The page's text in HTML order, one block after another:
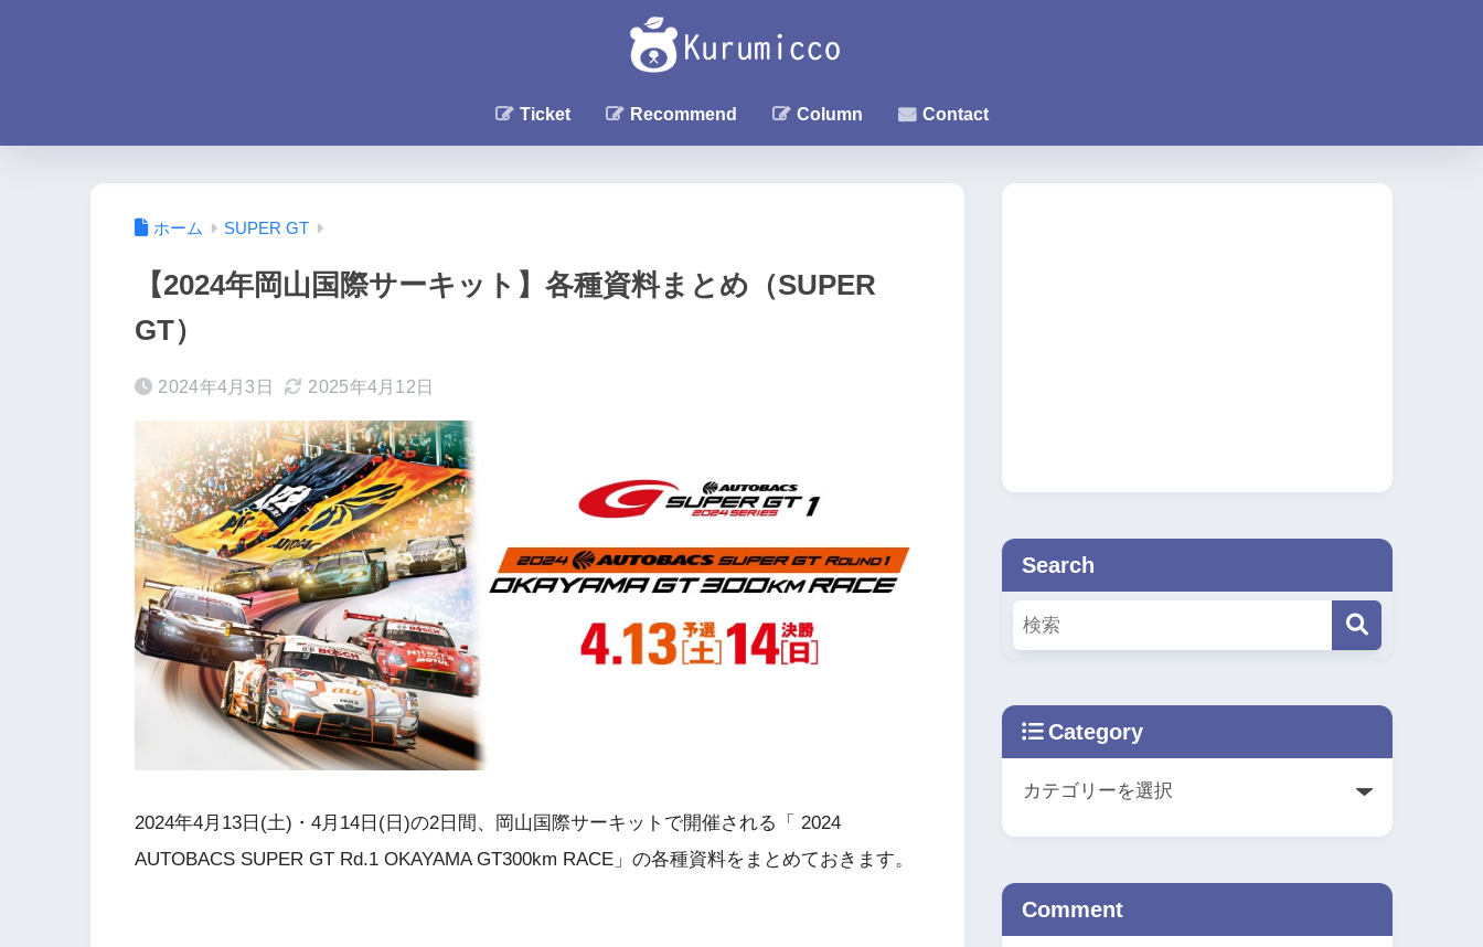
Ticket Recommend Column Contact
ホーム SUPER GT
【2024年岡山国際サーキット】各種資料まとめ（SUPER
GT）
2024年4月3日 2025年4月12日
2024年4月13日(土)・4月14日(日)の2日間、岡山国際サーキットで開催される「 2024
AUTOBACS SUPER GT Rd.1 OKAYAMA GT300km RACE」の各種資料をまとめておきます。
Search
Category
Comment